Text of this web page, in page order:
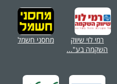
רמי לוי שיווק
השקמה בע"...
מחסני חשמל